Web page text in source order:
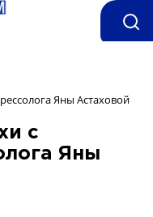
Яны Астаховой
с
Яны